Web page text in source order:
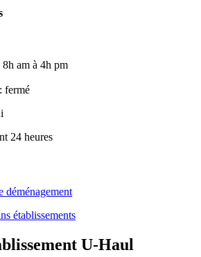
am à 4h pm
fermé
24 heures
déménagement
établissements
U-Haul